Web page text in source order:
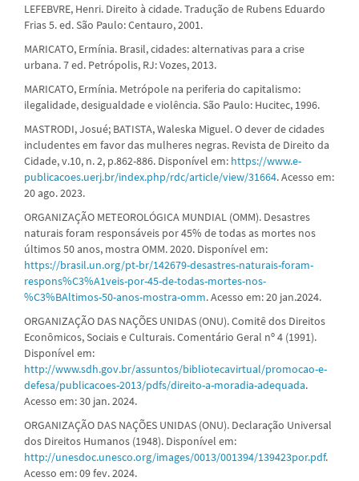
LEFEBVRE, Henri. Direito à cidade. Tradução de Rubens Eduardo
Frias 5. ed. São Paulo: Centauro, 2001.
MARICATO, Ermínia. Brasil, cidades: alternativas para a crise
urbana. 7 ed. Petrópolis, RJ: Vozes, 2013.
MARICATO, Ermínia. Metrópole na periferia do capitalismo:
ilegalidade, desigualdade e violência. São Paulo: Hucitec, 1996.
MASTRODI, Josué; BATISTA, Waleska Miguel. O dever de cidades
includentes em favor das mulheres negras. Revista de Direito da
Cidade, v.10, n. 2, p.862-886. Disponível em: https://www.e-
publicacoes.uerj.br/index.php/rdc/article/view/31664. Acesso em:
20 ago. 2023.
ORGANIZAÇÃO METEOROLÓGICA MUNDIAL (OMM). Desastres
naturais foram responsáveis por 45% de todas as mortes nos
últimos 50 anos, mostra OMM. 2020. Disponível em:
https://brasil.un.org/pt-br/142679-desastres-naturais-foram-
respons%C3%A1veis-por-45-de-todas-mortes-nos-
%C3%BAltimos-50-anos-mostra-omm. Acesso em: 20 jan.2024.
ORGANIZAÇÃO DAS NAÇÕES UNIDAS (ONU). Comitê dos Direitos
Econômicos, Sociais e Culturais. Comentário Geral nº 4 (1991).
Disponível em:
http://www.sdh.gov.br/assuntos/bibliotecavirtual/promocao-e-
defesa/publicacoes-2013/pdfs/direito-a-moradia-adequada.
Acesso em: 30 jan. 2024.
ORGANIZAÇÃO DAS NAÇÕES UNIDAS (ONU). Declaração Universal
dos Direitos Humanos (1948). Disponível em:
http://unesdoc.unesco.org/images/0013/001394/139423por.pdf.
Acesso em: 09 fev. 2024.